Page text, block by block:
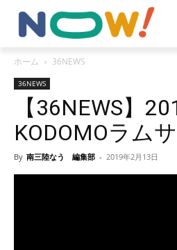
ホーム 36NEWS
36NEWS
【36NEWS】
KODOMOラム
By 南三陸なう 編集部 - 2019年2月13日